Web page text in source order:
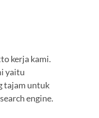
kerja kami.
yaitu
tajam untuk
engine.